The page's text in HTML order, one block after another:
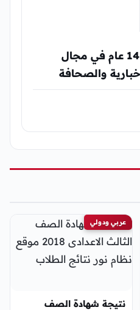
خبرة إمتدت لأكثر من 14 عام في مجال
والصحافة
عربي ودولي
نتيجة شهادة الصف